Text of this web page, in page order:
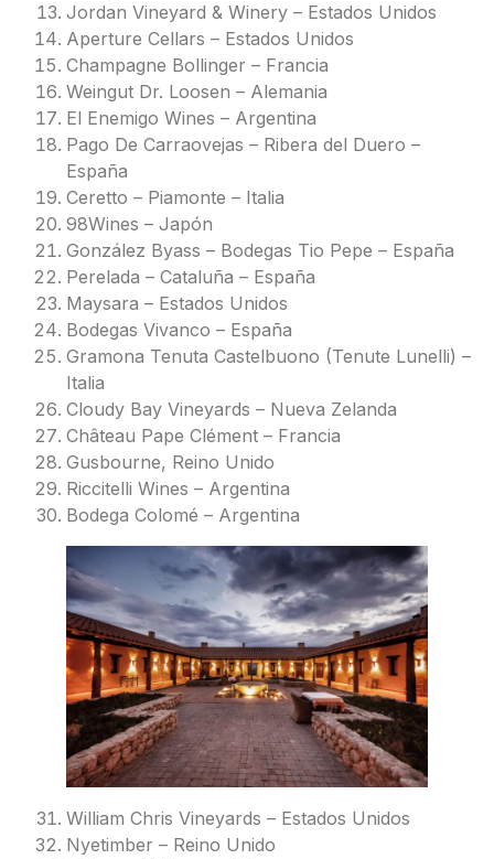
Jordan Vineyard & Winery – Estados Unidos
Aperture Cellars – Estados Unidos
Champagne Bollinger – Francia
Weingut Dr. Loosen – Alemania
El Enemigo Wines – Argentina
Pago De Carraovejas – Ribera del Duero –
España
Ceretto – Piamonte – Italia
98Wines – Japón
González Byass – Bodegas Tio Pepe – España
Perelada – Cataluña – España
Maysara – Estados Unidos
Bodegas Vivanco – España
Gramona Tenuta Castelbuono (Tenute Lunelli) –
Italia
Cloudy Bay Vineyards – Nueva Zelanda
Château Pape Clément – Francia
Gusbourne, Reino Unido
Riccitelli Wines – Argentina
Bodega Colomé – Argentina
William Chris Vineyards – Estados Unidos
Nyetimber – Reino Unido